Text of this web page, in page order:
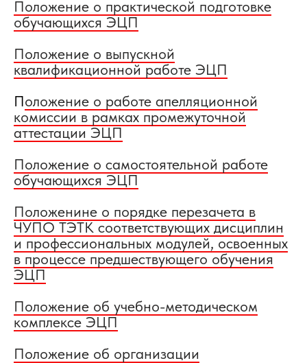
Положение о практической подготовке
обучающихся ЭЦП
Положение о выпускной
квалификационной работе ЭЦП
Положение о работе апелляционной
комиссии в рамках промежуточной
аттестации ЭЦП
Положение о самостоятельной работе
обучающихся ЭЦП
Положенине о порядке перезачета в
ЧУПО ТЭТК соответствующих дисциплин
и профессиональных модулей, освоенных
в процессе предшествующего обучения
ЭЦП
Положение об учебно-методическом
комплексе ЭЦП
Положение об организации